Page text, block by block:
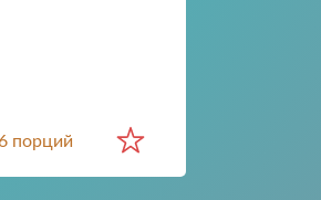
порций